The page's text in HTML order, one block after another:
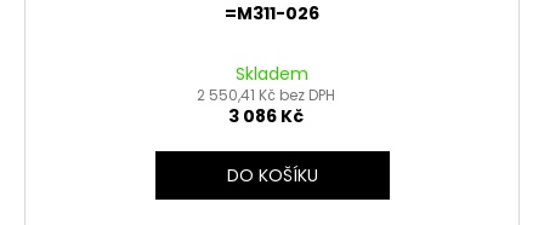
=M311-026
Skladem
2 550,41 Kč bez DPH
3 086 Kč
DO KOŠÍKU